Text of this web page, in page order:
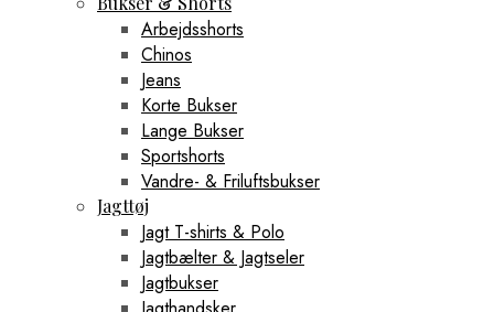
Arbejdsshorts
Chinos
Jeans
Korte Bukser
Lange Bukser
Sportshorts
Vandre- & Friluftsbukser
Jagttøj
Jagt T-shirts & Polo
Jagtbælter & Jagtseler
Jagtbukser